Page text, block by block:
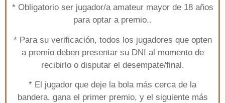
* Obligatorio ser jugador/a amateur mayor de 18 años
para optar a premio..
* Para su verificación, todos los jugadores que opten
a premio deben presentar su DNI al momento de
recibirlo o disputar el desempate/final.
* El jugador que deje la bola más cerca de la
bandera, gana el primer premio, y el siguiente más